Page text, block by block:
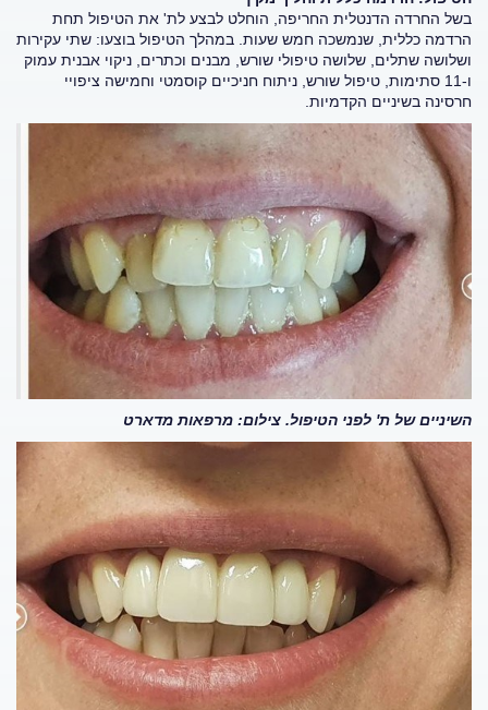
בשל החרדה הדנטלית החריפה, הוחלט לבצע לת' את הטיפול תחת
הרדמה כללית, שנמשכה חמש שעות. במהלך הטיפול בוצעו: שתי עקירות
ושלושה שתלים, שלושה טיפולי שורש, מבנים וכתרים, ניקוי אבנית עמוק
ו-11 סתימות, טיפול שורש, ניתוח חניכיים קוסמטי וחמישה ציפויי
חרסינה בשיניים הקדמיות
השיניים של ת' לפני הטיפול. צילום: מרפאות מדארט